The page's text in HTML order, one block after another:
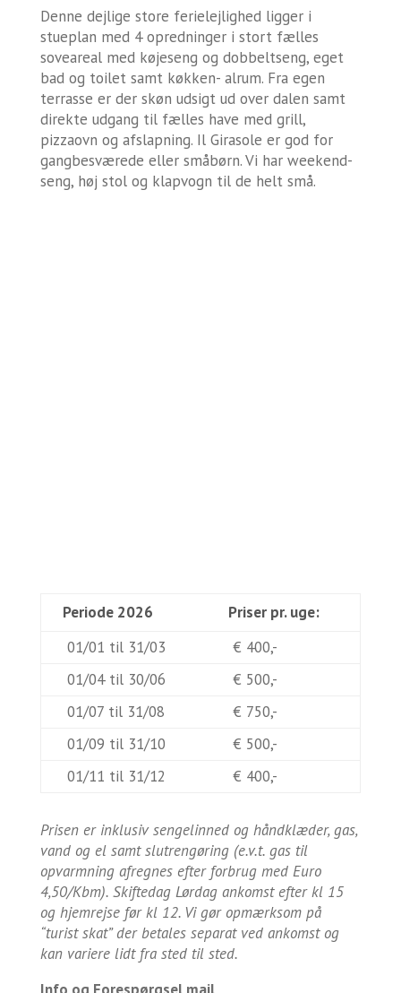
Denne dejlige store ferielejlighed ligger i
stueplan med 4 opredninger i stort fælles
soveareal med køjeseng og dobbeltseng, eget
bad og toilet samt køkken- alrum. Fra egen
terrasse er der skøn udsigt ud over dalen samt
direkte udgang til fælles have med grill,
pizzaovn og afslapning. Il Girasole er god for
gangbesværede eller småbørn. Vi har weekend-
seng, høj stol og klapvogn til de helt små.
Periode 2026
Priser pr. uge:
01/01 til 31/03
€ 400,-
01/04 til 30/06
€ 500,-
01/07 til 31/08
€ 750,-
01/09 til 31/10
€ 500,-
01/11 til 31/12
€ 400,-
Prisen er inklusiv sengelinned og håndklæder, gas,
vand og el samt slutrengøring (e.v.t. gas til
opvarmning afregnes efter forbrug med Euro
4,50/Kbm). Skiftedag Lørdag ankomst efter kl 15
og hjemrejse før kl 12. Vi gør opmærksom på
“turist skat” der betales separat ved ankomst og
kan variere lidt fra sted til sted.